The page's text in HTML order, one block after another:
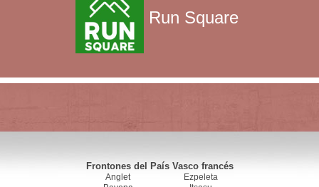
Run Square
Frontones del País Vasco francés
Anglet
Ezpeleta